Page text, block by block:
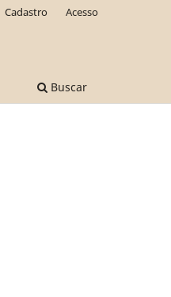
Buscar
Cadastro Acesso